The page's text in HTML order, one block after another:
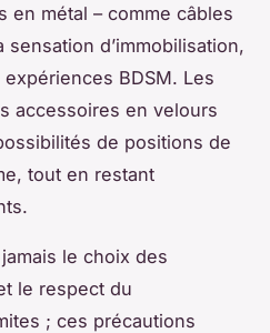
en métal – comme câbles
d’immobilisation,
BDSM. Les
accessoires en velours
de positions de
tout en restant
le choix des
le respect du
; ces précautions